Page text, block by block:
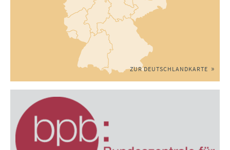
ZUR DEUTSCHLANDKARTE